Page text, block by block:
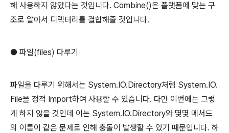
해 사용하지 않았다는 것입니다. Combine()은 플랫폼에 맞는 구
조로 알아서 디렉터리를 결합해줄 것입니다.
● 파일(files) 다루기
파일을 다루기 위해서는 System.IO.Directory처럼 System.IO.
File을 정적 Import하여 사용할 수 있습니다. 다만 이번에는 그렇
게 하지 않을 것인데 이는 System.IO.Directory와 몇몇 메서드
의 이름이 같은 문제로 인해 충돌이 발생할 수 있기 때문입니다. 하